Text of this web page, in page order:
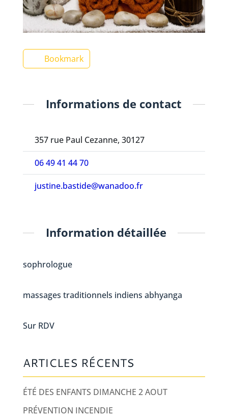
Bookmark
Informations de contact
357 rue Paul Cezanne, 30127
06 49 41 44 70
justine.bastide@wanadoo.fr
Information détaillée
sophrologue
massages traditionnels indiens abhyanga
Sur RDV
ARTICLES RÉCENTS
ÉTÉ DES ENFANTS DIMANCHE 2 AOUT
PRÉVENTION INCENDIE